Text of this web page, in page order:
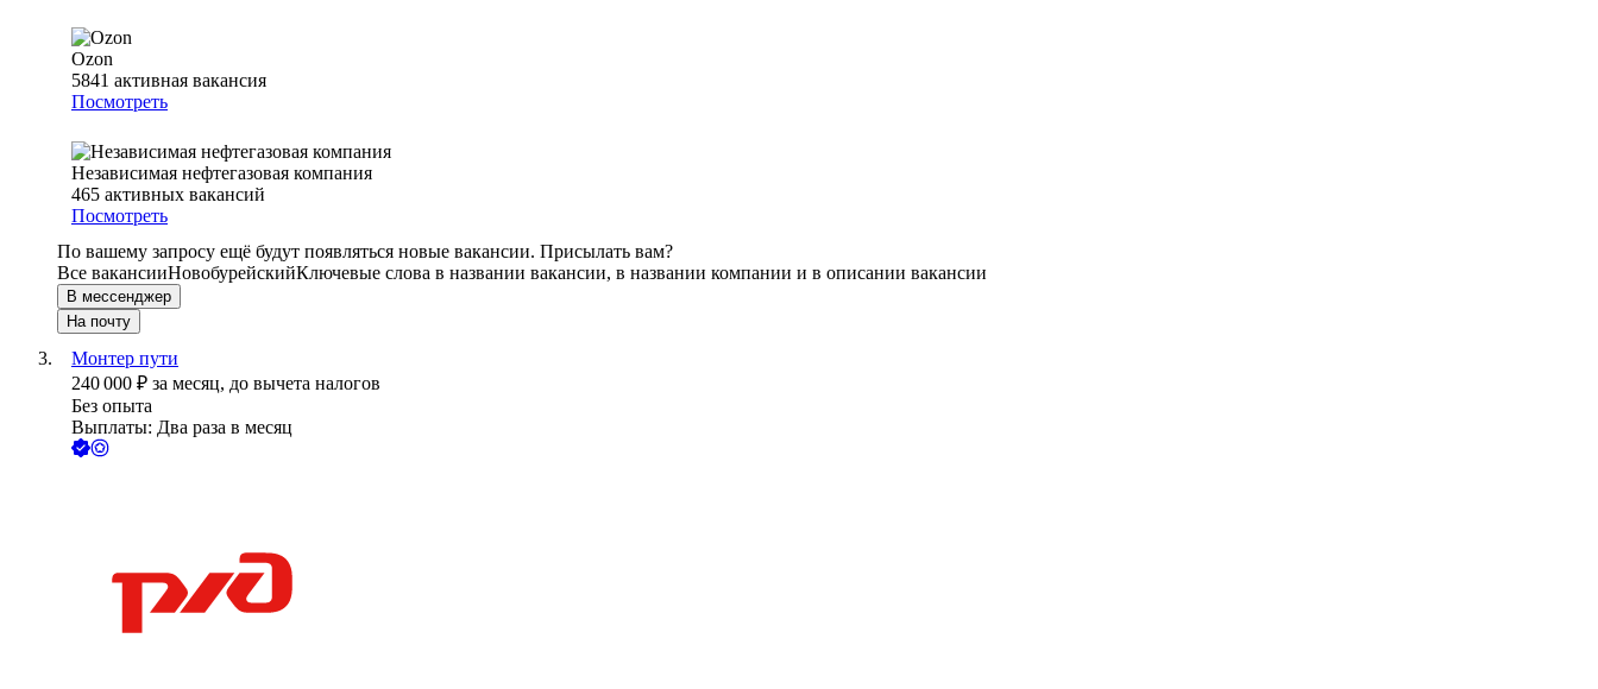
Ozon
5841 активная вакансия
Посмотреть
Независимая нефтегазовая компания
465 активных вакансий
Посмотреть
По вашему запросу ещё будут появляться новые вакансии. Присылать вам?
Все вакансииНовобурейскийКлючевые слова в названии вакансии, в названии компании и в описании вакансии
В мессенджер
На почту
Монтер пути
240 000 ₽ за месяц, до вычета налогов
Без опыта
Выплаты: Два раза в месяц